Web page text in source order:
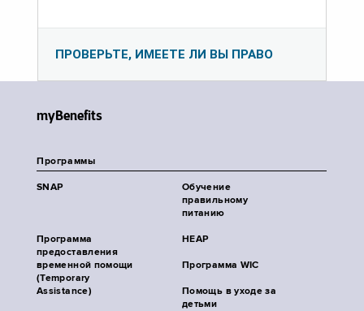
ПРОВЕРЬТЕ, ИМЕЕТЕ ЛИ ВЫ ПРАВО
myBenefits
Программы
SNAP
Обучение
правильному
питанию
Программа
предоставления
временной помощи
(Temporary
Assistance)
HEAP
Программа WIC
Помощь в уходе за
детьми